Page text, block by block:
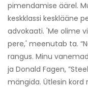
pimendamise äärel.
keskklassi kesklääne
advokaati. 'Me olime
pere,' meenutab ta.
rangus. Minu
ja Donald Fagen,
mängida. Ütlesin kord